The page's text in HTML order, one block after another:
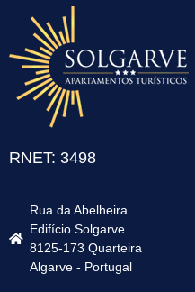
RNET: 3498
Rua da Abelheira
Edifício Solgarve
8125-173 Quarteira
Algarve - Portugal